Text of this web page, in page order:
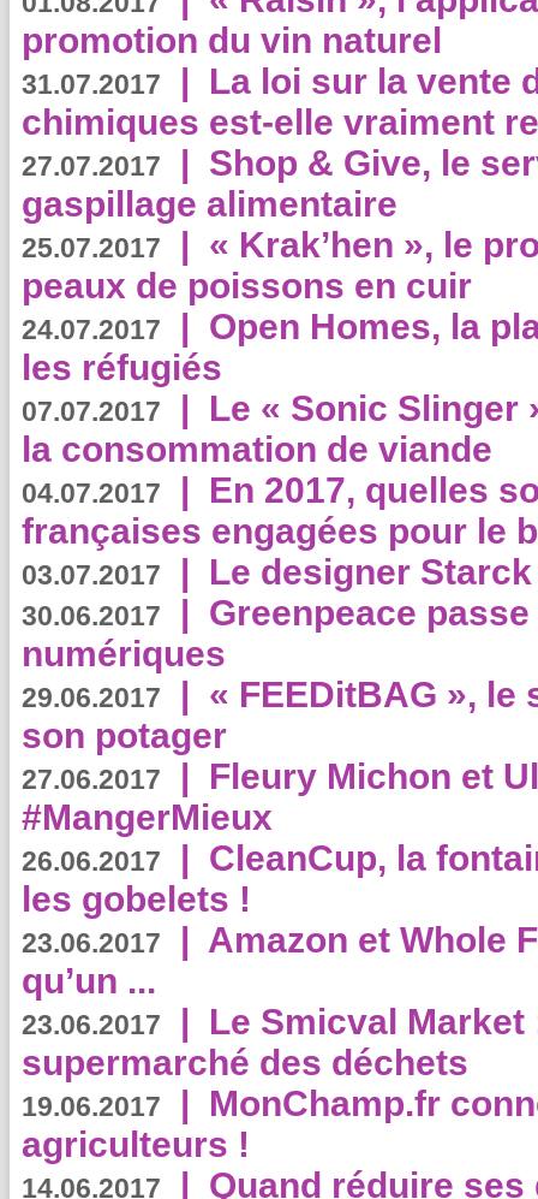
promotion du vin naturel
31.07.2017 | La loi sur la vente
chimiques est-elle vraiment
27.07.2017 | Shop & Give, le
gaspillage alimentaire
25.07.2017 | « Krak’hen », le
peaux de poissons en cuir
24.07.2017 | Open Homes, la
les réfugiés
07.07.2017 | Le « Sonic Slinger
la consommation de viande
04.07.2017 | En 2017, quelles
françaises engagées pour le
03.07.2017 | Le designer
30.06.2017 | Greenpeace
numériques
29.06.2017 | « FEEDitBAG », le
son potager
27.06.2017 | Fleury Michon et
#MangerMieux
26.06.2017 | CleanCup, la
les gobelets !
23.06.2017 | Amazon et Whole
qu’un ...
23.06.2017 | Le Smicval
supermarché des déchets
19.06.2017 | MonChamp.fr
agriculteurs !
14.06.2017 | Quand réduire